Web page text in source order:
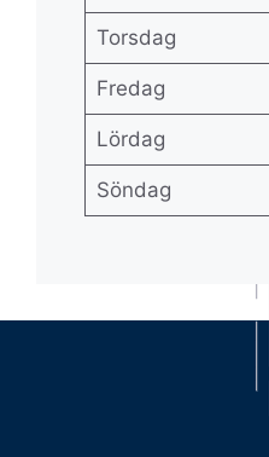
Torsdag
Fredag
Lördag
Söndag